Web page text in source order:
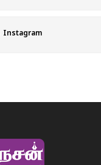
Instagram